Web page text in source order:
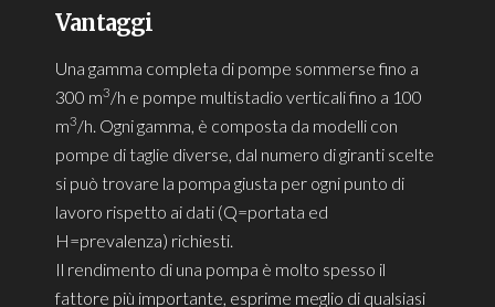
Vantaggi
Una gamma completa di pompe sommerse fino a
300 m3/h e pompe multistadio verticali fino a 100
m3/h. Ogni gamma, è composta da modelli con
pompe di taglie diverse, dal numero di giranti scelte
si può trovare la pompa giusta per ogni punto di
lavoro rispetto ai dati (Q=portata ed
H=prevalenza) richiesti.
Il rendimento di una pompa è molto spesso il
fattore più importante, esprime meglio di qualsiasi